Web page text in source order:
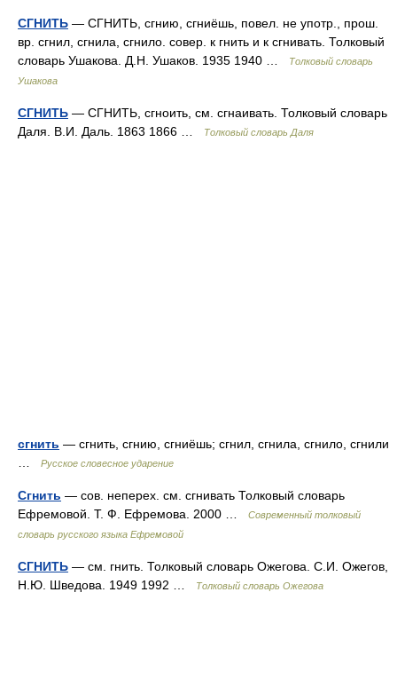
СГНИТЬ — СГНИТЬ, сгнию, сгниёшь, повел. не употр., прош.
вр. сгнил, сгнила, сгнило. совер. к гнить и к сгнивать. Толковый
словарь Ушакова. Д.Н. Ушаков. 1935 1940 …
Толковый словарь
Ушакова
СГНИТЬ — СГНИТЬ, сгноить, см. сгнаивать. Толковый словарь
Даля. В.И. Даль. 1863 1866 …
Толковый словарь Даля
сгнить — сгнить, сгнию, сгниёшь; сгнил, сгнила, сгнило, сгнили
Русское словесное ударение
Сгнить — сов. неперех. см. сгнивать Толковый словарь
Ефремовой. Т. Ф. Ефремова. 2000 …
Современный толковый
словарь русского языка Ефремовой
СГНИТЬ — см. гнить. Толковый словарь Ожегова. С.И. Ожегов,
Н.Ю. Шведова. 1949 1992 …
Толковый словарь Ожегова